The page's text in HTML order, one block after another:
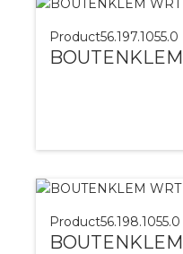
Product56.197.1055.0
Product56.198.1055.0